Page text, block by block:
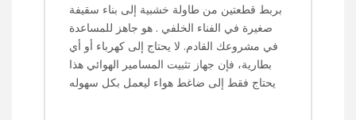
بربط قطعتين من طاولة خشبية إلى بناء سقيفة
صغيرة في الفناء الخلفي . هو جاهز للمساعدة
في مشروعك القادم. لا يحتاج إلى كهرباء أو أي
بطارية، فإن جهاز تثبيت المسامير الهوائي هذا
يحتاج فقط إلى ضاغط هواء ليعمل بكل سهوله